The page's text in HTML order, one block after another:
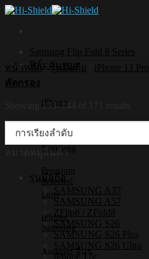
Skip
Samsung Flip Fold 8 Series
ฟิล์มกันรอย
iPhone
Premium
Selected
Samsung
Premium
Selected
Lens
iPhone
Samsung
Android อื่นๆ
หน้าหลัก / รุ่นมือถือ iPhone 13 Pro
คัดกรอง
Showing 133–144 of 171 results
หมวดหมู่สินค้า
รุ่นมือถือ
SAMSUNG A37
SAMSUNG A57
ZFlip8 / ZFold8
SAMSUNG S26
SAMSUNG S26 Plus
SAMSUNG S26 Ultra
iPhone 17e